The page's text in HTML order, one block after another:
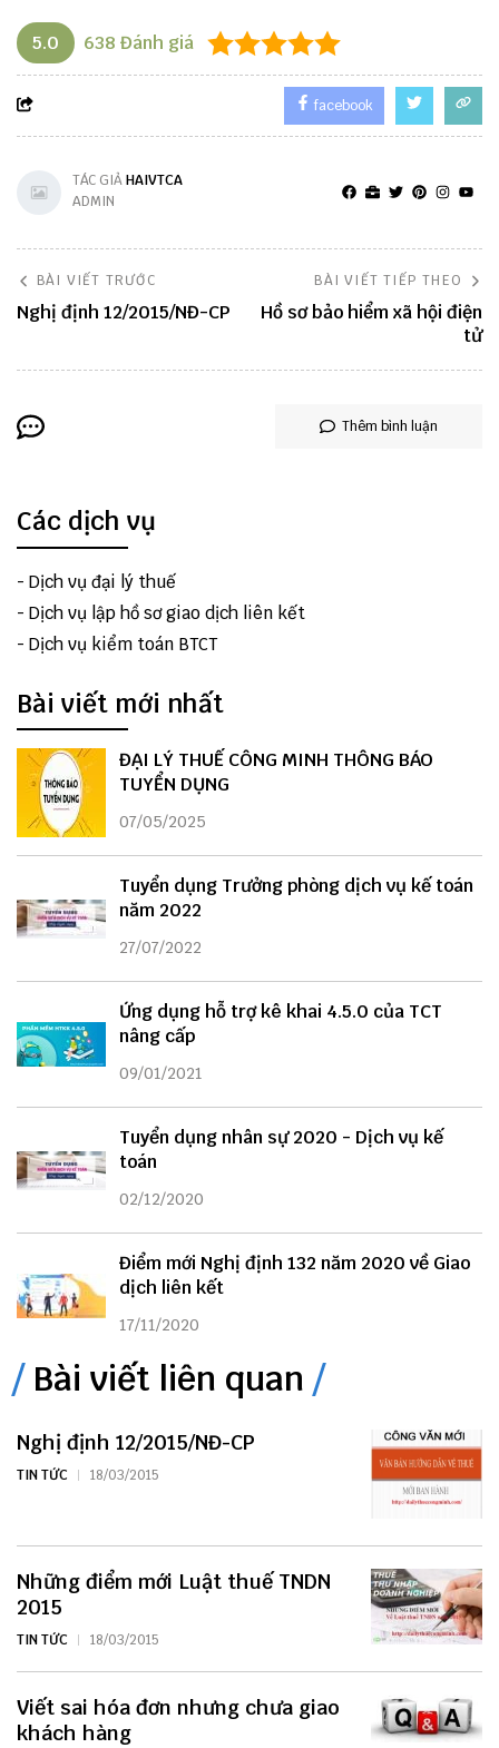
5.0 638 Đánh giá
facebook
TÁC GIẢHAIVTCA
ADMIN
BÀI VIẾT TRƯỚC
Nghị định 12/2015/NĐ-CP
BÀI VIẾT TIẾP THEO
Hồ sơ bảo hiểm xã hội điện
tử
Thêm bình luận
Các dịch vụ
- Dịch vụ đại lý thuế
- Dịch vụ lập hồ sơ giao dịch liên kết
- Dịch vụ kiểm toán BTCT
Bài viết mới nhất
ĐẠI LÝ THUẾ CÔNG MINH THÔNG BÁO
TUYỂN DỤNG
07/05/2025
Tuyển dụng Trưởng phòng dịch vụ kế toán
năm 2022
27/07/2022
Ứng dụng hỗ trợ kê khai 4.5.0 của TCT
nâng cấp
09/01/2021
Tuyển dụng nhân sự 2020 - Dịch vụ kế
toán
02/12/2020
Điểm mới Nghị định 132 năm 2020 về Giao
dịch liên kết
17/11/2020
Bài viết liên quan
Nghị định 12/2015/NĐ-CP
TIN TỨC 18/03/2015
Những điểm mới Luật thuế TNDN
2015
TIN TỨC 18/03/2015
Viết sai hóa đơn nhưng chưa giao
khách hàng